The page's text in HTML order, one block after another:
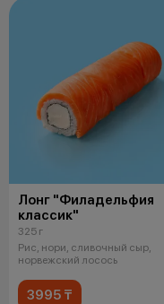
Лонг "Филадельфия
классик"
325 г
Рис, нори, сливочный сыр,
норвежский лосось
3995 ₸